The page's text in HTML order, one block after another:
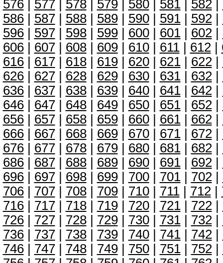
576| 577| 578| 579| 580| 581| 582|
586| 587| 588| 589| 590| 591| 592|
596| 597| 598| 599| 600| 601| 602|
606| 607| 608| 609| 610| 611| 612|
616| 617| 618| 619| 620| 621| 622|
626| 627| 628| 629| 630| 631| 632|
636| 637| 638| 639| 640| 641| 642|
646| 647| 648| 649| 650| 651| 652|
656| 657| 658| 659| 660| 661| 662|
666| 667| 668| 669| 670| 671| 672|
676| 677| 678| 679| 680| 681| 682|
686| 687| 688| 689| 690| 691| 692|
696| 697| 698| 699| 700| 701| 702|
706| 707| 708| 709| 710| 711| 712|
716| 717| 718| 719| 720| 721| 722|
726| 727| 728| 729| 730| 731| 732|
736| 737| 738| 739| 740| 741| 742|
746| 747| 748| 749| 750| 751| 752|